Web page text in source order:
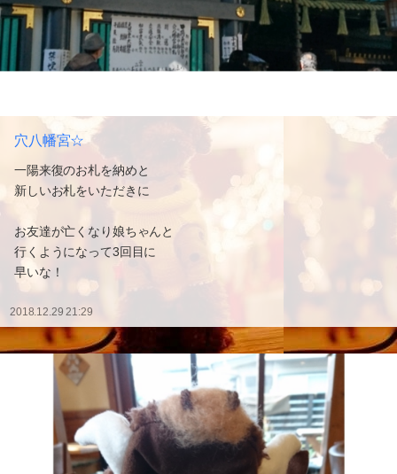
穴八幡宮☆
一陽来復のお札を納めと
新しいお札をいただきに
お友達が亡くなり娘ちゃんと
行くようになって3回目に
早いな！
2018.12.29 21:29